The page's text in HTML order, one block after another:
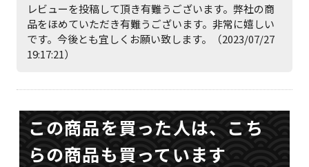
レビューを投稿して頂き有難うございます。弊社の商
品をほめていただき有難うございます。非常に嬉しい
です。今後とも宜しくお願い致します。（2023/07/27
19:17:21）
この商品を買った人は、こち
らの商品も買っています